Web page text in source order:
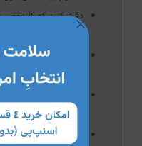
دقت کنید که کاندوم
به‌منظور کاهش
پیش از انزال کامل
به‌منظور جلوگیری از
استفاده از کاندوم
کاندوم را باید بر